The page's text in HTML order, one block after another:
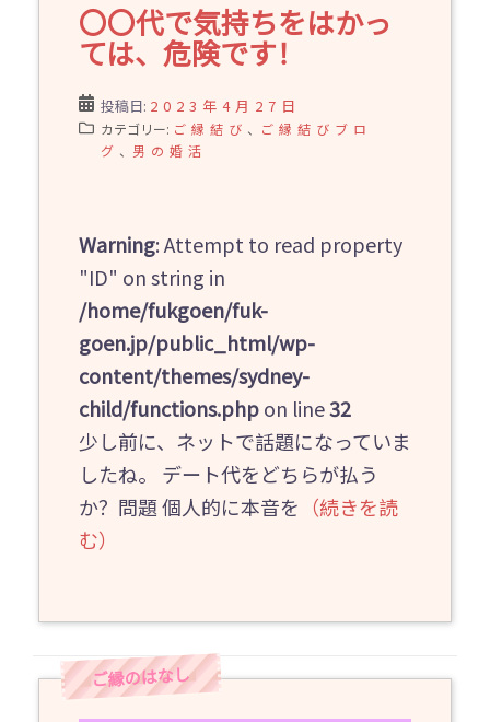
〇〇代で気持ちをはかっ
ては、危険です！
投稿日: 2023年4月27日
カテゴリー: ご縁結び 、
ご縁結びブロ
グ 、 男の婚活
Warning: Attempt to read property
"ID" on string in
/home/fukgoen/fuk-
goen.jp/public_html/wp-
content/themes/sydney-
child/functions.phpon line32
少し前に、ネットで話題になっていま
したね。 デート代をどちらが払う
か？問題 個人的に本音を （続きを読
む）